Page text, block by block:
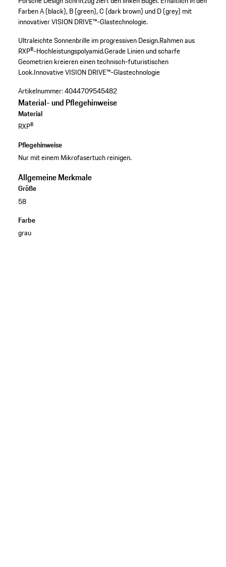
Farben A (black), B (green), C (dark brown) und D (grey) mit
innovativer VISION DRIVE™-Glastechnologie.
Ultraleichte Sonnenbrille im progressiven Design.Rahmen aus
RXP®-Hochleistungspolyamid.Gerade Linien und scharfe
Geometrien kreieren einen technisch-futuristischen
Look.Innovative VISION DRIVE™-Glastechnologie
Artikelnummer:4044709545482
Material- und Pflegehinweise
Material
RXP®
Pflegehinweise
Nur mit einem Mikrofasertuch reinigen.
Allgemeine Merkmale
Größe
58
Farbe
grau